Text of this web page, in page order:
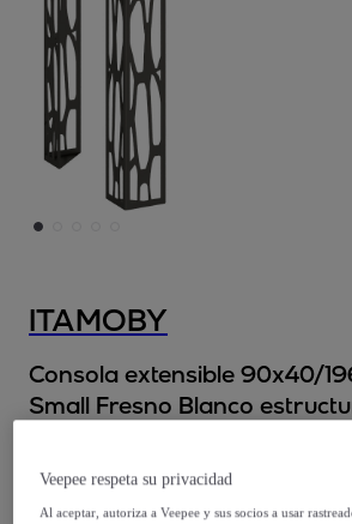
ITAMOBY
Consola extensible 90x40/
Small Fresno Blanco
Consola extensible
Ghibli Small Fresno Blanco
Antracita
Veepee respeta su privacidad
Al aceptar, autoriza a Veepee y sus socios a usar